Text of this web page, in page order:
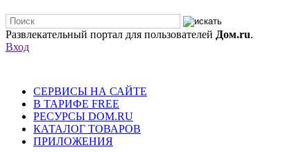
Развлекательный портал для пользователей Дом.ru.
Вход
СЕРВИСЫ НА САЙТЕ
В ТАРИФЕ FREE
РЕСУРСЫ DOM.RU
КАТАЛОГ ТОВАРОВ
ПРИЛОЖЕНИЯ